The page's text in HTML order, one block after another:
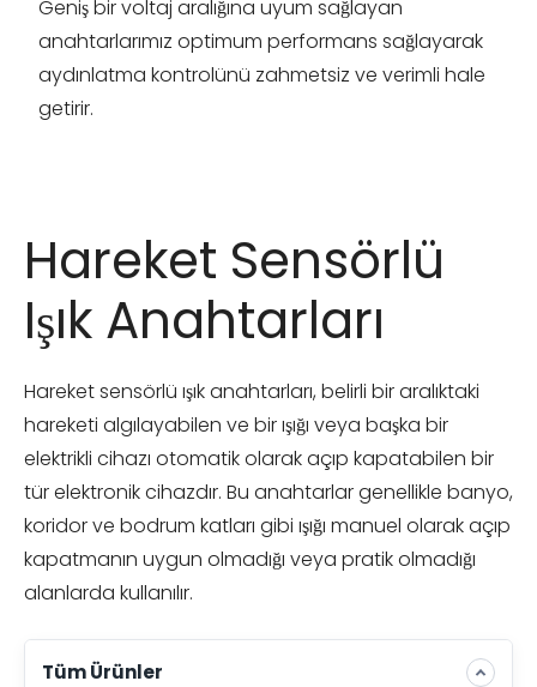
Geniş bir voltaj aralığına uyum sağlayan
anahtarlarımız optimum performans sağlayarak
aydınlatma kontrolünü zahmetsiz ve verimli hale
getirir.
Hareket Sensörlü
Işık Anahtarları
Hareket sensörlü ışık anahtarları, belirli bir aralıktaki
hareketi algılayabilen ve bir ışığı veya başka bir
elektrikli cihazı otomatik olarak açıp kapatabilen bir
tür elektronik cihazdır. Bu anahtarlar genellikle banyo,
koridor ve bodrum katları gibi ışığı manuel olarak açıp
kapatmanın uygun olmadığı veya pratik olmadığı
alanlarda kullanılır.
Tüm Ürünler